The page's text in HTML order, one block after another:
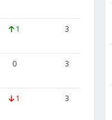
1 3
0 3
1 3